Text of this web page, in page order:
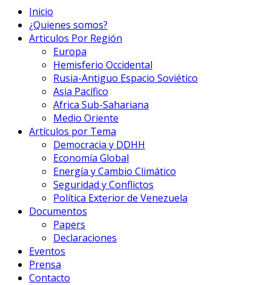
Inicio
¿Quienes somos?
Articulos Por Región
Europa
Hemisferio Occidental
Rusia-Antiguo Espacio Soviético
Asia Pacífico
Africa Sub-Sahariana
Medio Oriente
Artículos por Tema
Democracia y DDHH
Economía Global
Energía y Cambio Climático
Seguridad y Conflictos
Política Exterior de Venezuela
Documentos
Papers
Declaraciones
Eventos
Prensa
Contacto